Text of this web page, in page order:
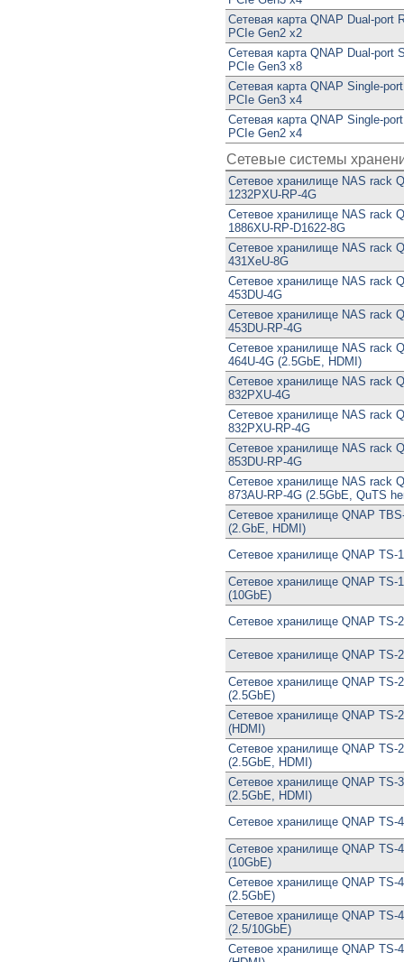
Сетевая карта QNAP Dual-port
PCIe Gen2 x2
Сетевая карта QNAP Dual-port
PCIe Gen3 x8
Сетевая карта QNAP Single-
PCIe Gen3 x4
Сетевая карта QNAP Single-
PCIe Gen2 x4
Сетевые системы
Сетевое хранилище NAS rack
1232PXU-RP-4G
Сетевое хранилище NAS rack
1886XU-RP-D1622-8G
Сетевое хранилище NAS rack
431XeU-8G
Сетевое хранилище NAS rack
453DU-4G
Сетевое хранилище NAS rack
453DU-RP-4G
Сетевое хранилище NAS rack
464U-4G (2.5GbE, HDMI)
Сетевое хранилище NAS rack
832PXU-4G
Сетевое хранилище NAS rack
832PXU-RP-4G
Сетевое хранилище NAS rack
853DU-RP-4G
Сетевое хранилище NAS rack
873AU-RP-4G (2.5GbE, QuTS
Сетевое хранилище QNAP
(2.GbE, HDMI)
Сетевое хранилище QNAP TS-
Сетевое хранилище QNAP TS-
(10GbE)
Сетевое хранилище QNAP TS-
Сетевое хранилище QNAP TS-
Сетевое хранилище QNAP TS-
(2.5GbE)
Сетевое хранилище QNAP TS-
(HDMI)
Сетевое хранилище QNAP TS-
(2.5GbE, HDMI)
Сетевое хранилище QNAP TS-
(2.5GbE, HDMI)
Сетевое хранилище QNAP TS-
Сетевое хранилище QNAP TS-
(10GbE)
Сетевое хранилище QNAP TS-
(2.5GbE)
Сетевое хранилище QNAP TS-
(2.5/10GbE)
Сетевое хранилище QNAP TS-